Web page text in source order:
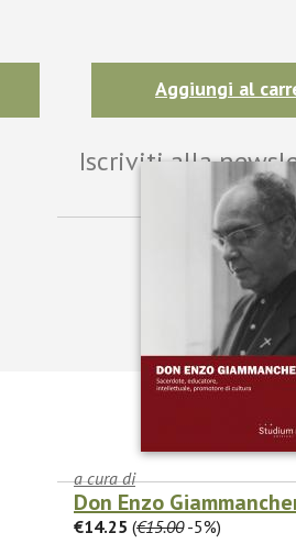
Aggiungi al
a cura di
Don Enzo
€14.25 (€15.00-5%)
Iscriviti alla